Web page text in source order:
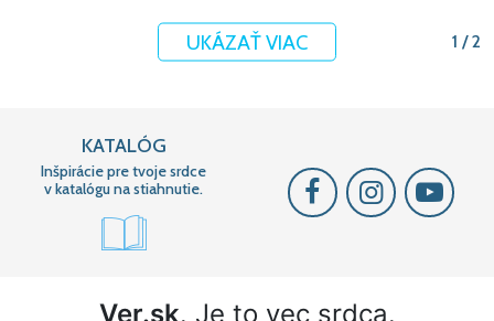
UKÁZAŤ VIAC 1 / 2
KATALÓG
Inšpirácie pre tvoje srdce
v katalógu na stiahnutie.
Ver.sk. Je to vec srdca.